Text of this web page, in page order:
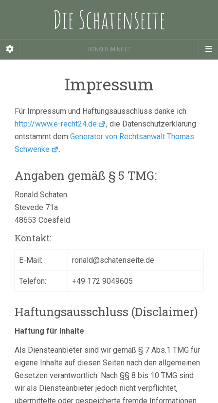
Die Schatenseite
RONALD IM NETZ
Impressum
Für Impressum und Haftungsausschluss danke ich
http://www.e-recht24.de
, die Datenschutzerklärung
entstammt dem Generator von Rechtsanwalt Thomas
Schwenke
.
Angaben gemäß § 5 TMG:
Ronald Schaten
Stevede 71a
48653 Coesfeld
Kontakt:
E-Mail: ronald@schatenseite.de
Telefon: +49 172 9049605
Haftungsausschluss (Disclaimer)
Haftung für Inhalte
Als Diensteanbieter sind wir gemäß § 7 Abs.1 TMG für
eigene Inhalte auf diesen Seiten nach den allgemeinen
Gesetzen verantwortlich. Nach §§ 8 bis 10 TMG sind
wir als Diensteanbieter jedoch nicht verpflichtet,
übermittelte oder gespeicherte fremde Informationen